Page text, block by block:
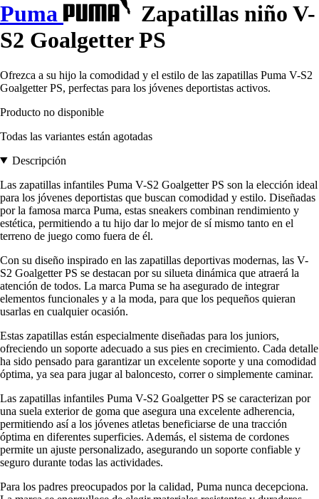
Puma
Zapatillas niño V-
S2 Goalgetter PS
Ofrezca a su hijo la comodidad y el estilo de las zapatillas Puma V-S2
Goalgetter PS, perfectas para los jóvenes deportistas activos.
Producto no disponible
Todas las variantes están agotadas
Descripción
Las zapatillas infantiles Puma V-S2 Goalgetter PS son la elección ideal
para los jóvenes deportistas que buscan comodidad y estilo. Diseñadas
por la famosa marca Puma, estas sneakers combinan rendimiento y
estética, permitiendo a tu hijo dar lo mejor de sí mismo tanto en el
terreno de juego como fuera de él.
Con su diseño inspirado en las zapatillas deportivas modernas, las V-
S2 Goalgetter PS se destacan por su silueta dinámica que atraerá la
atención de todos. La marca Puma se ha asegurado de integrar
elementos funcionales y a la moda, para que los pequeños quieran
usarlas en cualquier ocasión.
Estas zapatillas están especialmente diseñadas para los juniors,
ofreciendo un soporte adecuado a sus pies en crecimiento. Cada detalle
ha sido pensado para garantizar un excelente soporte y una comodidad
óptima, ya sea para jugar al baloncesto, correr o simplemente caminar.
Las zapatillas infantiles Puma V-S2 Goalgetter PS se caracterizan por
una suela exterior de goma que asegura una excelente adherencia,
permitiendo así a los jóvenes atletas beneficiarse de una tracción
óptima en diferentes superficies. Además, el sistema de cordones
permite un ajuste personalizado, asegurando un soporte confiable y
seguro durante todas las actividades.
Para los padres preocupados por la calidad, Puma nunca decepciona.